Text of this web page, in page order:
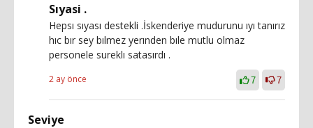
Sıyasi .
Hepsı sıyası destekli .İskenderiye mudurunu ıyı tanırız
hıc bır sey bılmez yerınden bıle mutlu olmaz
personele sureklı satasırdı .
2 ay önce 7 7
Seviye